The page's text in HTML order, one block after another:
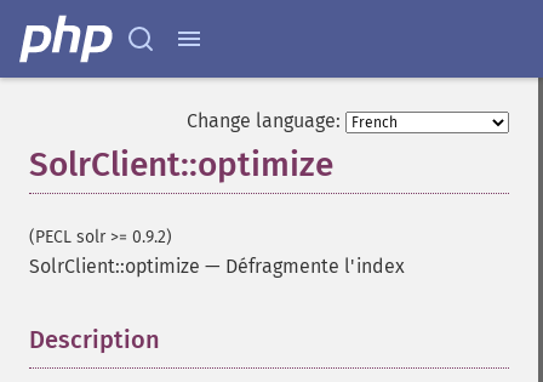
Change language:
SolrClient::optimize
(PECL solr >= 0.9.2)
SolrClient::optimize — Défragmente l'index
Description